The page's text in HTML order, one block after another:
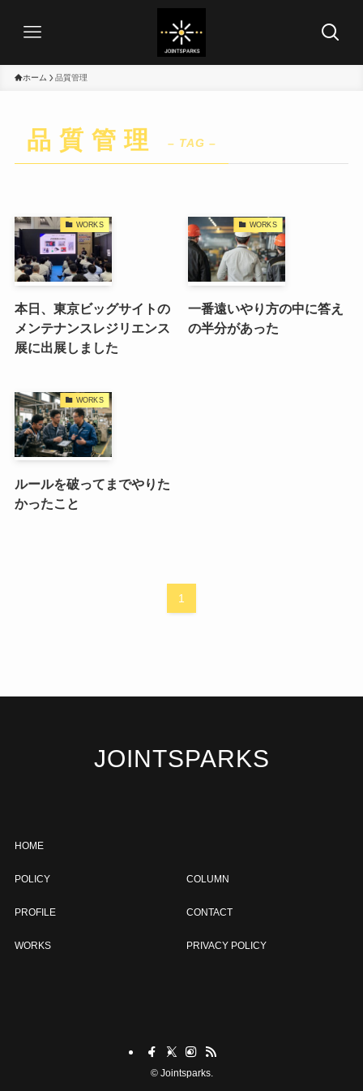
ホーム 品質管理
品質管理 – TAG –
WORKS
本日、東京ビッグサイトの
メンテナンスレジリエンス
展に出展しました
WORKS
一番遠いやり方の中に答え
の半分があった
WORKS
ルールを破ってまでやりた
かったこと
1
JOINTSPARKS
HOME
POLICY
PROFILE
WORKS
COLUMN
CONTACT
PRIVACY POLICY
©Jointsparks.